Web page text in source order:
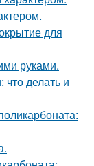
для
руками.
что делать и